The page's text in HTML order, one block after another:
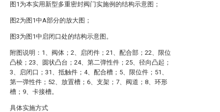
图1为本实用新型多重密封阀门实施例的结构示意图；
图2为图1中A部分的放大图；
图3为图1中启闭口处的结构示意图。
附图说明：1、阀体；2、启闭件；21、配合部；22、限位
凸棱；23、圆状凸台；24、第二弹性件；25、径向凸起；
3、启闭口；31、抵触件；4、配合槽；5、限位件；51、
第一弹性件；52、放置槽；6、支架；7、阀道；8、环形
槽；9、卡接槽。
具体实施方式